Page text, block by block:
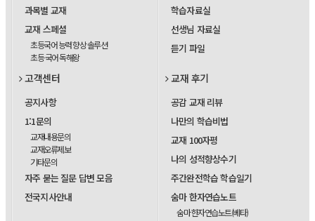
과목별 교재
교재 스페셜
초등국어 능력 향상 솔루션
초등 국어 독해왕
학습자료실
선생님 자료실
듣기 파일
고객센터
공지사항
1:1문의
교재내용문의
교재오류제보
기타문의
자주 묻는 질문 답변 모음
전국지사안내
교재 후기
공감 교재 리뷰
나만의 학습비법
교재 100자평
나의 성적향상수기
주간완전학습 학습일기
숨마 한자연습노트
숨마 한자연습노트(베타)